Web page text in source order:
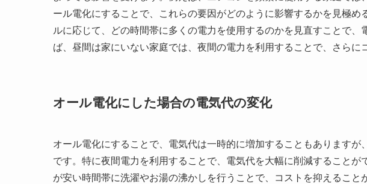
ール電化にすることで、これらの要因がどのように影響するかを見極め
ルに応じて、どの時間帯に多くの電力を使用するのかを見直すことで、
ば、昼間は家にいない家庭では、夜間の電力を利用することで、さらに
オール電化にした場合の電気代の変化
オール電化にすることで、電気代は一時的に増加することもありますが
です。特に夜間電力を利用することで、電気代を大幅に削減することが
が安い時間帯に洗濯やお湯の沸かしを行うことで、コストを抑えること